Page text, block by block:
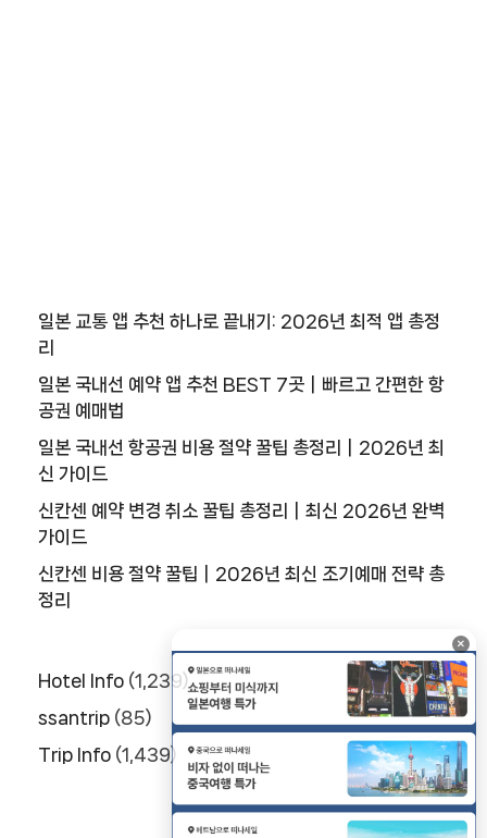
×
일본 교통 앱 추천 하나로 끝내기: 2026년 최적 앱 총정
리
일본 국내선 예약 앱 추천 BEST 7곳｜빠르고 간편한 항
공권 예매법
일본 국내선 항공권 비용 절약 꿀팁 총정리｜2026년 최
신 가이드
신칸센 예약 변경 취소 꿀팁 총정리｜최신 2026년 완벽
가이드
신칸센 비용 절약 꿀팁｜2026년 최신 조기예매 전략 총
정리
Hotel Info (1,239)
ssantrip (85)
Trip Info (1,439)